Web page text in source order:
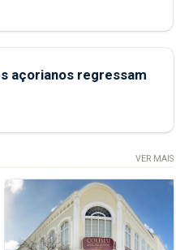
açorianos regressam
VER MAIS